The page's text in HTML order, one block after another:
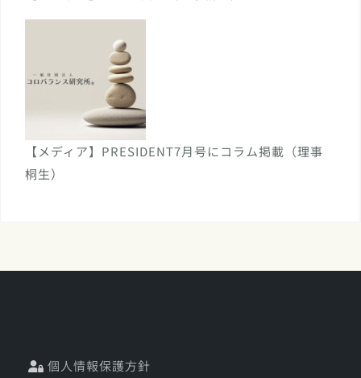
【メディア】PRESIDENT7月号にコラム掲載（理事
桐生）
個人情報保護方針